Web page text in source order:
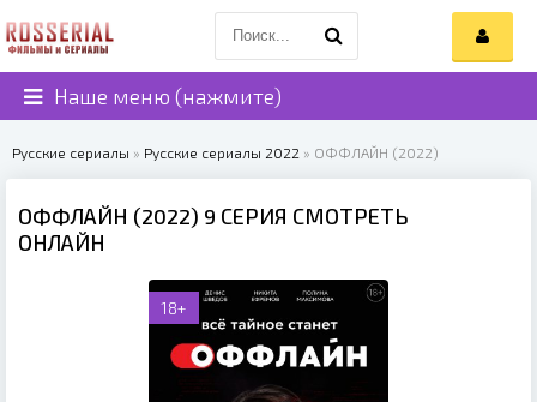
Наше меню (нажмите)
Русские сериалы » Русские сериалы 2022 » ОФФЛАЙН (2022)
ОФФЛАЙН (2022) 9 СЕРИЯ СМОТРЕТЬ
ОНЛАЙН
18+